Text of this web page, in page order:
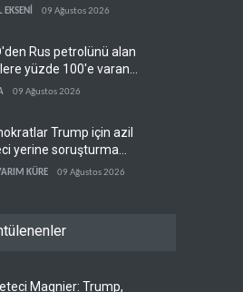
EKSENİ 09 Ağustos 2026
Rus petrolünü alan
yüzde 100'e varan
vergisi
09 Ağustos 2026
Trump için azil
yerine soruşturma
KÜRE 09 Ağustos 2026
petrol
Magnier: Trump,